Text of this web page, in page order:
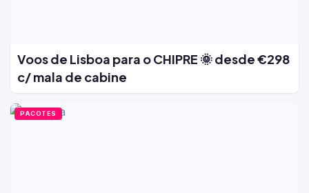
Voos de Lisboa para o CHIPRE 🌞 desde €298
c/ mala de cabine
PACOTES